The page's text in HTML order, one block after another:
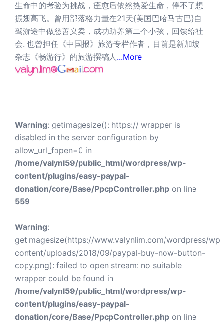
生命中的考验为挑战，痊愈后依然热爱生命，停不了想
振翅高飞。曾用部落格力量在21天{美国巴哈马古巴}自
驾游途中做慈善义卖，成功助养第二个小孩，回馈给社
会. 也曾担任《中国报》旅游专栏作者，目前是新加坡
杂志《畅游行》的旅游撰稿人 ...More
Warning: getimagesize(): https:// wrapper is
disabled in the server configuration by
allow_url_fopen=0 in
/home/valynl59/public_html/wordpress/wp-
content/plugins/easy-paypal-
donation/core/Base/PpcpController.php on line
559
Warning:
getimagesize(https://www.valynlim.com/wordpress/
content/uploads/2018/09/paypal-buy-now-button-
copy.png): failed to open stream: no suitable
wrapper could be found in
/home/valynl59/public_html/wordpress/wp-
content/plugins/easy-paypal-
donation/core/Base/PpcpController.php on line